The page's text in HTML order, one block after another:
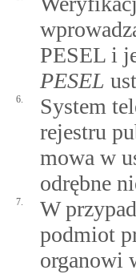
PESEL i
PESEL
6.
System
rejestru
mowa w
odrębne
7.
W
podmiot
organowi